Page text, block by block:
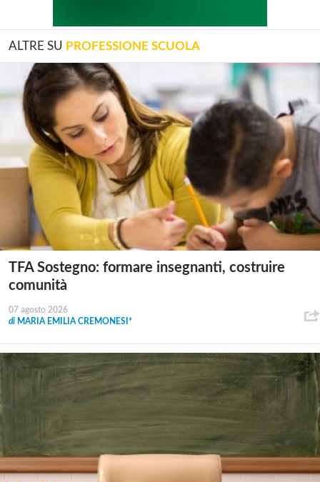
ALTRE SU PROFESSIONE SCUOLA
TFA Sostegno: formare insegnanti, costruire
comunità
07 agosto 2026
di MARIA EMILIA CREMONESI*